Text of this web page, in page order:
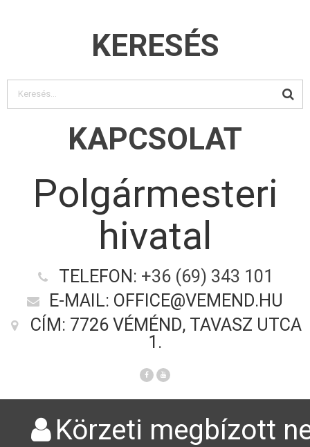
KERESÉS
KAPCSOLAT
Polgármesteri
hivatal
TELEFON: +36 (69) 343 101
E-MAIL: OFFICE@VEMEND.HU
CÍM: 7726 VÉMÉND, TAVASZ UTCA
1.
Körzeti megbízott